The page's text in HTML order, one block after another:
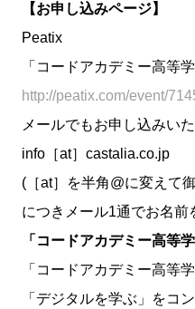
【お申し込みページ】
Peatix
「コードアカデミー高等
http://peatix.com/event/
メールでもお申し込みいた
info［at］castalia.co.jp
(［at］を半角@に変えて
につきメール1通でお名前
「コードアカデミー高等
「コードアカデミー高等
「デジタルを学ぶ」をコ